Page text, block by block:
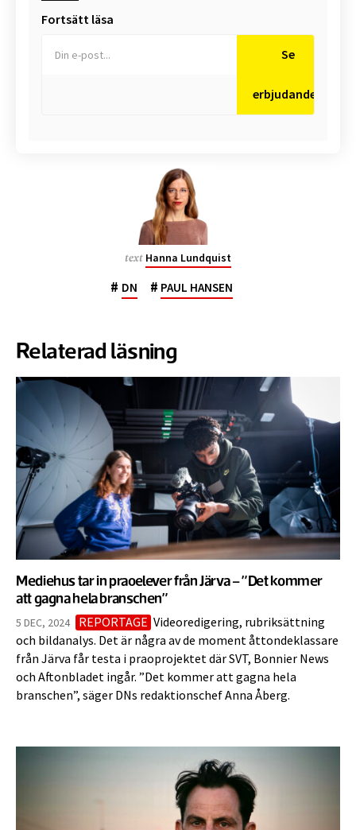
Fortsätt läsa
Se
erbjudanden
text Hanna Lundquist
# DN # PAUL HANSEN
Relaterad läsning
Mediehus tar in praoelever från Järva – ”Det kommer
att gagna hela branschen”
5 DEC, 2024 REPORTAGE Videoredigering, rubriksättning
och bildanalys. Det är några av de moment åttondeklassare
från Järva får testa i praoprojektet där SVT, Bonnier News
och Aftonbladet ingår. ”Det kommer att gagna hela
branschen”, säger DNs redaktionschef Anna Åberg.